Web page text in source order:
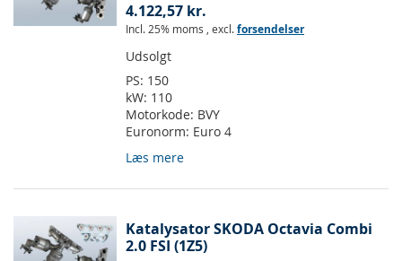
4.122,57 kr.
Incl. 25% moms , excl.forsendelser
Udsolgt
PS: 150
kW: 110
Motorkode: BVY
Euronorm: Euro 4
Læs mere
Katalysator SKODA Octavia Combi
2.0 FSI (1Z5)